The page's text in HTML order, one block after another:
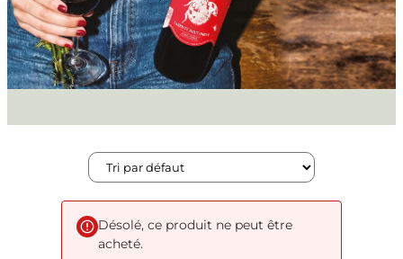
Désolé, ce produit ne peut être
acheté.